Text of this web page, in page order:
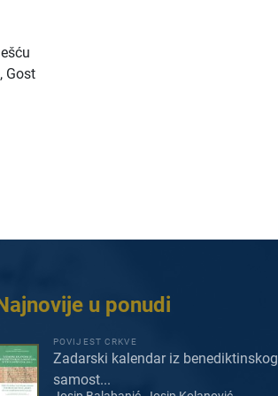
Gost
u ponudi
POVIJEST CRKVE
Zadarski kalendar iz benediktinskog
samost...